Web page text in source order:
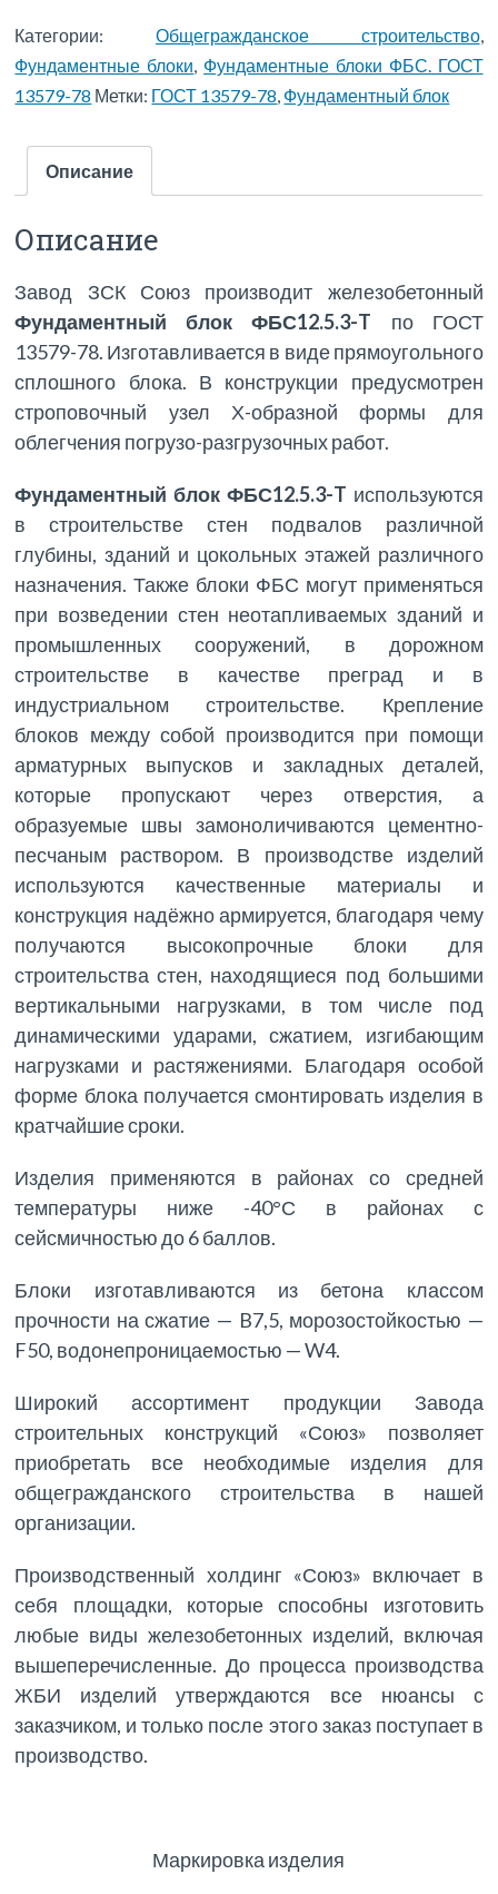
Категории: Общегражданское строительство,
Фундаментные блоки, Фундаментные блоки ФБС. ГОСТ
13579-78 Метки: ГОСТ 13579-78, Фундаментный блок
Описание
Описание
Завод ЗСК Союз производит железобетонный
Фундаментный блок ФБС12.5.3-T по ГОСТ
13579-78. Изготавливается в виде прямоугольного
сплошного блока. В конструкции предусмотрен
строповочный узел Х-образной формы для
облегчения погрузо-разгрузочных работ.
Фундаментный блок ФБС12.5.3-T используются
в строительстве стен подвалов различной
глубины, зданий и цокольных этажей различного
назначения. Также блоки ФБС могут применяться
при возведении стен неотапливаемых зданий и
промышленных сооружений, в дорожном
строительстве в качестве преград и в
индустриальном строительстве. Крепление
блоков между собой производится при помощи
арматурных выпусков и закладных деталей,
которые пропускают через отверстия, а
образуемые швы замоноличиваются цементно-
песчаным раствором. В производстве изделий
используются качественные материалы и
конструкция надёжно армируется, благодаря чему
получаются высокопрочные блоки для
строительства стен, находящиеся под большими
вертикальными нагрузками, в том числе под
динамическими ударами, сжатием, изгибающим
нагрузками и растяжениями. Благодаря особой
форме блока получается смонтировать изделия в
кратчайшие сроки.
Изделия применяются в районах со средней
температуры ниже -40°С в районах с
сейсмичностью до 6 баллов.
Блоки изготавливаются из бетона классом
прочности на сжатие — B7,5, морозостойкостью —
F50, водонепроницаемостью — W4.
Широкий ассортимент продукции Завода
строительных конструкций «Союз» позволяет
приобретать все необходимые изделия для
общегражданского строительства в нашей
организации.
Производственный холдинг «Союз» включает в
себя площадки, которые способны изготовить
любые виды железобетонных изделий, включая
вышеперечисленные. До процесса производства
ЖБИ изделий утверждаются все нюансы с
заказчиком, и только после этого заказ поступает в
производство.
Маркировка изделия